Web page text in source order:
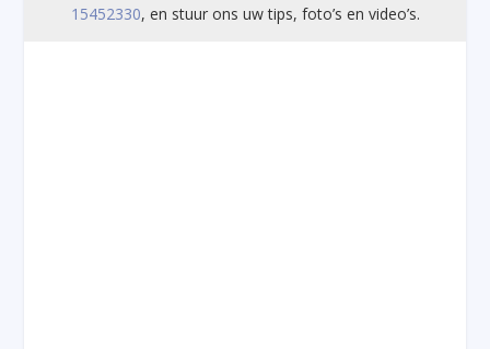
15452330, en stuur ons uw tips, foto’s en video’s.